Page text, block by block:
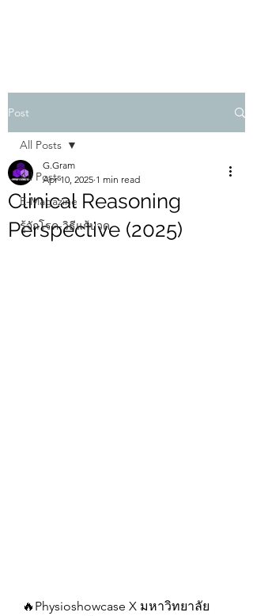
Post
All Posts
E-Magazine
รู้จักโรค-วิธีแก้ปวด
All Posts
Clinical Reasoning
Perspective (2025)
G.Gram
Apr 10, 2025 1 min read
🔥Physioshowcase X มหาวิทยาลัย